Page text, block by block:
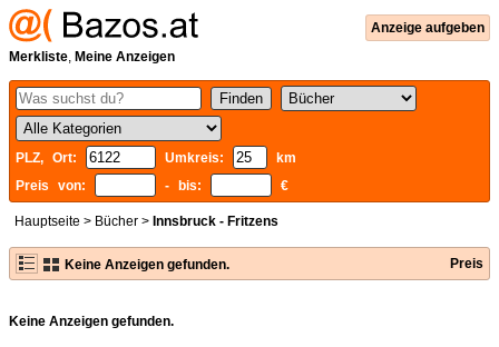
Anzeige aufgeben
Merkliste, Meine Anzeigen
PLZ, Ort: Umkreis:
km
Preis von:
- bis: €
Hauptseite > Bücher > Innsbruck - Fritzens
Keine Anzeigen gefunden. Preis
Keine Anzeigen gefunden.